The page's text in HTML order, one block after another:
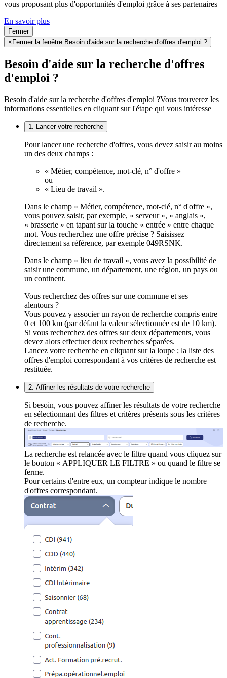
vous proposant plus d'opportunités d'emploi grâce à ses partenaires
En savoir plus
Fermer
× Fermer la fenêtre Besoin d'aide sur la recherche d'offres d'emploi ?
Besoin d'aide sur la recherche d'offres
d'emploi ?
Besoin d'aide sur la recherche d'offres d'emploi ?Vous trouverez les
informations essentielles en cliquant sur l'étape qui vous intéresse
1. Lancer votre recherche
Pour lancer une recherche d'offres, vous devez saisir au moins
un des deux champs :
« Métier, compétence, mot-clé, n° d'offre »
ou
« Lieu de travail ».
Dans le champ « Métier, compétence, mot-clé, n° d'offre »,
vous pouvez saisir, par exemple, « serveur », « anglais »,
« brasserie » en tapant sur la touche « entrée » entre chaque
mot. Vous recherchez une offre précise ? Saisissez
directement sa référence, par exemple 049RSNK.
Dans le champ « lieu de travail », vous avez la possibilité de
saisir une commune, un département, une région, un pays ou
un continent.
Vous recherchez des offres sur une commune et ses
alentours ?
Vous pouvez y associer un rayon de recherche compris entre
0 et 100 km (par défaut la valeur sélectionnée est de 10 km).
Si vous recherchez des offres sur deux départements, vous
devez alors effectuer deux recherches séparées.
Lancez votre recherche en cliquant sur la loupe ; la liste des
offres d'emploi correspondant à vos critères de recherche est
restituée.
2. Affiner les résultats de votre recherche
Si besoin, vous pouvez affiner les résultats de votre recherche
en sélectionnant des filtres et critères présents sous les critères
de recherche.
La recherche est relancée avec le filtre quand vous cliquez sur
le bouton « APPLIQUER LE FILTRE » ou quand le filtre se
ferme.
Pour certains d'entre eux, un compteur indique le nombre
d'offres correspondant.